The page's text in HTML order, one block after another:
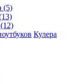
(5)
Кулера